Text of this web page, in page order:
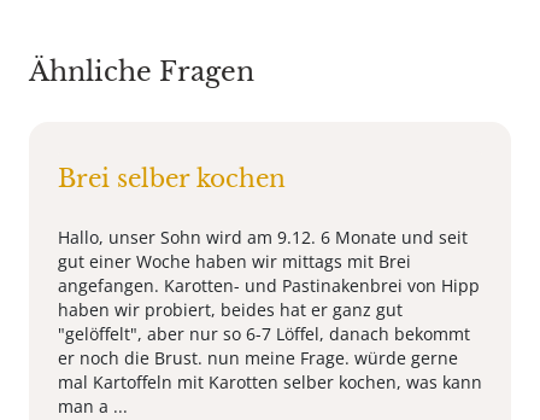
Ähnliche Fragen
Brei selber kochen
Hallo, unser Sohn wird am 9.12. 6 Monate und seit
gut einer Woche haben wir mittags mit Brei
angefangen. Karotten- und Pastinakenbrei von Hipp
haben wir probiert, beides hat er ganz gut
"gelöffelt", aber nur so 6-7 Löffel, danach bekommt
er noch die Brust. nun meine Frage. würde gerne
mal Kartoffeln mit Karotten selber kochen, was kann
man a ...